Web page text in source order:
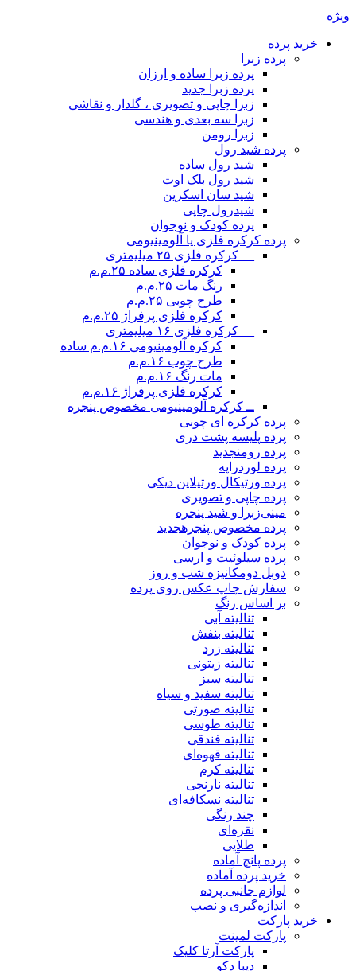
خرید پرده
پرده زبرا
پرده زبرا ساده و ارزان
پرده زبرا جدید
زبرا چاپی و تصویری ، گلدار و نقاشی
زبرا سه بعدی و هندسی
زبرا رومن
پرده شید رول
شید رول ساده
شید رول بلک اوت
شید سان اسکرین
شیدرول چاپی
پرده کودک و نوجوان
پرده کرکره فلزی یا آلومینیومی
__ کرکره فلزی ۲۵ میلیمتری
کرکره فلزی ساده ۲۵.م.م
رنگ مات ۲۵.م.م
طرح چوبی ۲۵.م.م
کرکره فلزی پرفراژ ۲۵.م.م
__ کرکره فلزی ۱۶ میلیمتری
کرکره آلومینیومی ۱۶.م.م ساده
طرح چوب ۱۶.م.م
مات رنگ ۱۶.م.م
کرکره فلزی پرفراژ ۱۶.م.م
ــ کرکره آلومینیومی مخصوص پنجره
پرده کرکره ای چوبی
پرده پلیسه پشت دری
پرده رومنجدید
پرده لوردراپه
پرده ورتیکال ورتیلاین دیکی
پرده چاپی و تصویری
مینی‌زبرا و شید پنجره
پرده مخصوص پنجره جدید
پرده کودک و نوجوان
پرده سیلوئیت و ارسی
دوبل دومکانیزه شب و روز
سفارش چاپ عکس روی پرده
بر اساس رنگ
تنالیته آبی
تنالیته بنفش
تنالیته زرد
تنالیته زیتونی
تنالیته سبز
تنالیته سفید و سیاه
تنالیته صورتی
تنالیته طوسی
تنالیته فندقی
تنالیته قهوه‌ای
تنالیته کرم
تنالیته نارنجی
تنالیته نسکافه‌ای
چند رنگی
نقره‌ای
طلایی
پرده پانچ آماده
خرید پرده آماده
لوازم جانبی پرده
اندازه‌گیری و نصب
خرید پارکت
پارکت لمینت
پارکت آرتا کلیک
دیبا دکو